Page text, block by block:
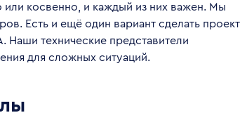
косвенно, и каждый из них важен. Мы
Есть и ещё один вариант сделать проект
Наши технические представители
для сложных ситуаций.